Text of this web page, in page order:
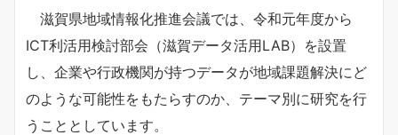
滋賀県地域情報化推進会議では、令和元年度から
ICT利活用検討部会（滋賀データ活用LAB）を設置
し、企業や行政機関が持つデータが地域課題解決にど
のような可能性をもたらすのか、テーマ別に研究を行
うこととしています。